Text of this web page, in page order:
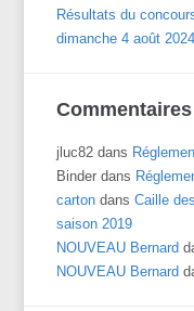
Résultats du
dimanche 4 août 2024
jluc82 dans
Binder dans
carton dansCaille
saison 2019
NOUVEAU Bernard
NOUVEAU Bernard